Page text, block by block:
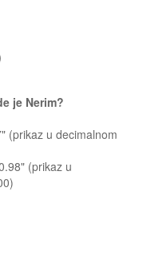
je Nerim?
(prikaz u decimalnom
(prikaz u